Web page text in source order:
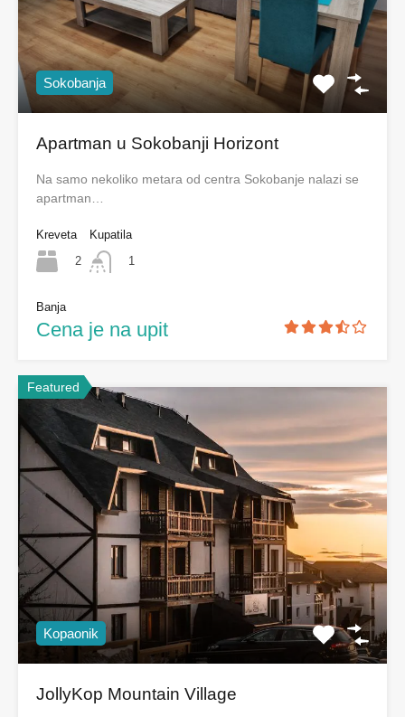
Sokobanja
Apartman u Sokobanji Horizont
Na samo nekoliko metara od centra Sokobanje nalazi se
apartman…
Kreveta
2
Kupatila
1
Banja
Cena je na upit
Featured
Kopaonik
JollyKop Mountain Village